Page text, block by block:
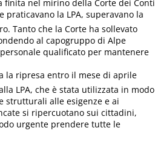
nel mirino della Corte dei Conti
praticavano la LPA, superavano la
Tanto che la Corte ha sollevato
al capogruppo di Alpe
qualificato per mantenere
la ripresa entro il mese di aprile
LPA, che è stata utilizzata in modo
strutturali alle esigenze e ai
si ripercuotano sui cittadini,
urgente prendere tutte le